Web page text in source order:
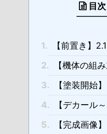
目次
1.
【前置き】
2.
【機体の組
3.
【塗装開始
4.
【デカール
5.
【完成画像】